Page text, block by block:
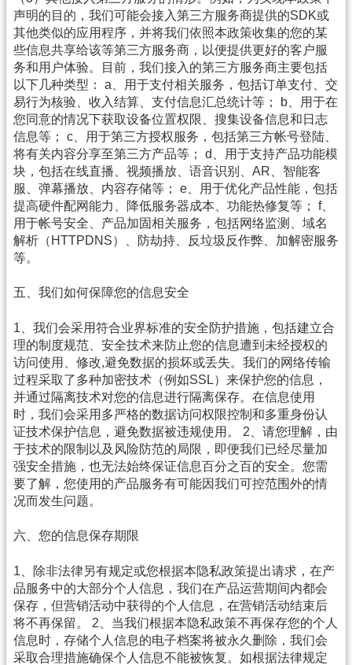
声明的目的，我们可能会接入第三方服务商提供的SDK或
其他类似的应用程序，并将我们依照本政策收集的您的某
些信息共享给该等第三方服务商，以便提供更好的客户服
务和用户体验。目前，我们接入的第三方服务商主要包括
以下几种类型： a、用于支付相关服务，包括订单支付、交
易行为核验、收入结算、支付信息汇总统计等； b、用于在
您同意的情况下获取设备位置权限、搜集设备信息和日志
信息等； c、用于第三方授权服务，包括第三方帐号登陆、
将有关内容分享至第三方产品等； d、用于支持产品功能模
块，包括在线直播、视频播放、语音识别、AR、智能客
服、弹幕播放、内容存储等； e、用于优化产品性能，包括
提高硬件配网能力、降低服务器成本、功能热修复等； f、
用于帐号安全、产品加固相关服务，包括网络监测、域名
解析（HTTPDNS）、防劫持、反垃圾反作弊、加解密服务
等。
五、我们如何保障您的信息安全
1、我们会采用符合业界标准的安全防护措施，包括建立合
理的制度规范、安全技术来防止您的信息遭到未经授权的
访问使用、修改,避免数据的损坏或丢失。我们的网络传输
过程采取了多种加密技术（例如SSL）来保护您的信息，
并通过隔离技术对您的信息进行隔离保存。在信息使用
时，我们会采用多严格的数据访问权限控制和多重身份认
证技术保护信息，避免数据被违规使用。 2、请您理解，由
于技术的限制以及风险防范的局限，即便我们已经尽量加
强安全措施，也无法始终保证信息百分之百的安全。您需
要了解，您使用的产品服务有可能因我们可控范围外的情
况而发生问题。
六、您的信息保存期限
1、除非法律另有规定或您根据本隐私政策提出请求，在产
品服务中的大部分个人信息，我们在产品运营期间内都会
保存，但营销活动中获得的个人信息，在营销活动结束后
将不再保留。 2、当我们根据本隐私政策不再保存您的个人
信息时，存储个人信息的电子档案将被永久删除，我们会
采取合理措施确保个人信息不能被恢复。如根据法律规定